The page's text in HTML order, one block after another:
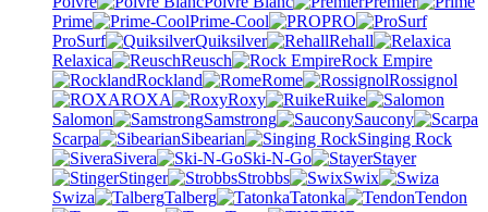
Prime
Prime-Cool
PRO
ProSurf
Quiksilver
Rehall
Relaxica
Reusch
Rock Empire
Rockland
Rome
Rossignol
ROXA
Roxy
Ruike
Salomon
Samstrong
Saucony
Scarpa
Sibearian
Singing Rock
Sivera
Ski-N-Go
Stayer
Stinger
Strobbs
Swix
Swiza
Talberg Tatonka
Tendon